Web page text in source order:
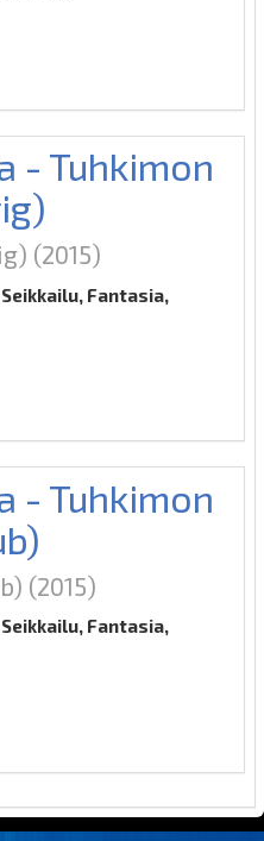
- Tuhkimon
(2015)
Fantasia,
- Tuhkimon
(2015)
Fantasia,